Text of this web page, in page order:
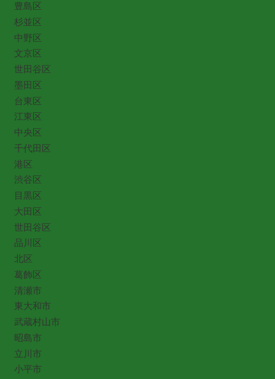
豊島区
杉並区
中野区
文京区
世田谷区
墨田区
台東区
江東区
中央区
千代田区
港区
渋谷区
目黒区
大田区
世田谷区
品川区
北区
葛飾区
清瀬市
東大和市
武蔵村山市
昭島市
立川市
小平市